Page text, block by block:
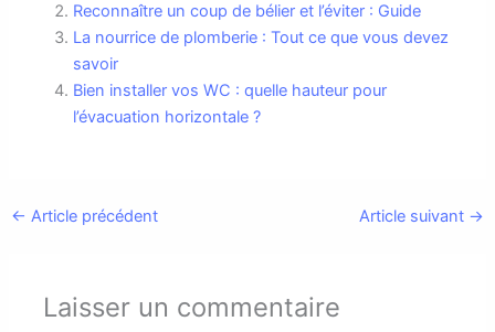
Reconnaître un coup de bélier et l’éviter : Guide
La nourrice de plomberie : Tout ce que vous devez
savoir
Bien installer vos WC : quelle hauteur pour
l’évacuation horizontale ?
← Article précédent Article suivant →
Laisser un commentaire